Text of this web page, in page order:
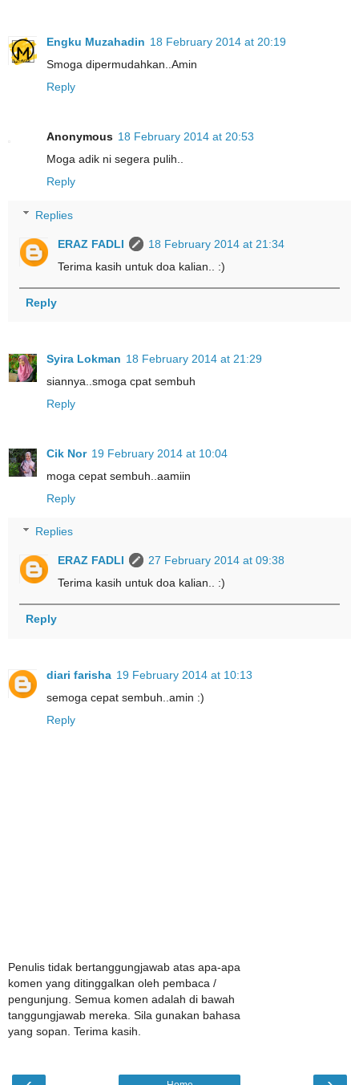
Engku Muzahadin 18 February 2014 at 20:19
Smoga dipermudahkan..Amin
Reply
Anonymous 18 February 2014 at 20:53
Moga adik ni segera pulih..
Reply
Replies
ERAZ FADLI
18 February 2014 at 21:34
Terima kasih untuk doa kalian.. :)
Reply
Syira Lokman 18 February 2014 at 21:29
siannya..smoga cpat sembuh
Reply
Cik Nor 19 February 2014 at 10:04
moga cepat sembuh..aamiin
Reply
Replies
ERAZ FADLI
27 February 2014 at 09:38
Terima kasih untuk doa kalian.. :)
Reply
diari farisha 19 February 2014 at 10:13
semoga cepat sembuh..amin :)
Reply
Penulis tidak bertanggungjawab atas apa-apa
komen yang ditinggalkan oleh pembaca /
pengunjung. Semua komen adalah di bawah
tanggungjawab mereka. Sila gunakan bahasa
yang sopan. Terima kasih.